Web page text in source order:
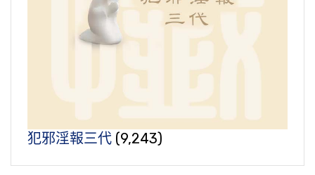
犯邪淫報三代 (9,243)